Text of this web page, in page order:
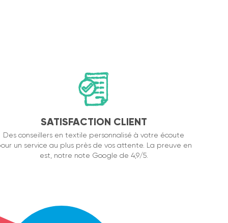
SATISFACTION CLIENT
Des conseillers en textile personnalisé à votre écoute
un service au plus près de vos attente. La preuve en
est, notre note Google de 4,9/5.